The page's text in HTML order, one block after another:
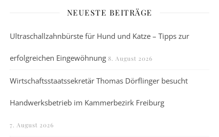
NEUESTE BEITRÄGE
Ultraschallzahnbürste für Hund und Katze – Tipps zur
erfolgreichen Eingewöhnung 8. August 2026
Wirtschaftsstaatssekretär Thomas Dörflinger besucht
Handwerksbetrieb im Kammerbezirk Freiburg
7. August 2026